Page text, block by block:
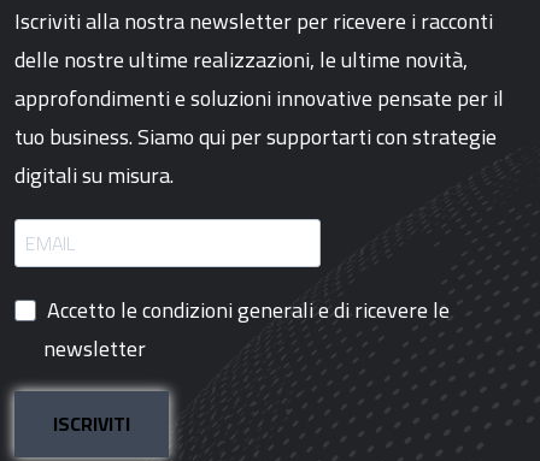
Iscriviti alla nostra newsletter per ricevere i racconti
delle nostre ultime realizzazioni, le ultime novità,
approfondimenti e soluzioni innovative pensate per il
tuo business. Siamo qui per supportarti con strategie
digitali su misura.
Accetto le condizioni generali e di ricevere le
newsletter
ISCRIVITI